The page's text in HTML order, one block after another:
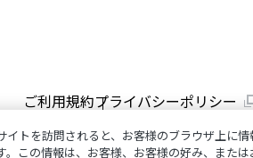
ご利用規約プライバシーポリシー
イトを訪問されると、お客様のブラウザ上に
。この情報は、お客様、お客様の好み、また